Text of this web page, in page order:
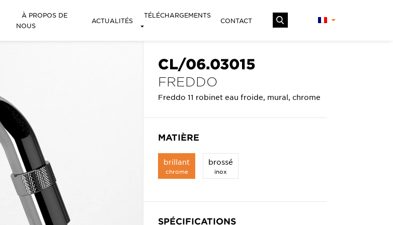
À PROPOS DE
NOUS
ACTUALITÉS
TÉLÉCHARGEMENTS
CONTACT
CL/06.03015
FREDDO
Freddo 11 robinet eau froide, mural, chrome
MATIÈRE
brillant
chrome
brossé
inox
SPÉCIFICATIONS